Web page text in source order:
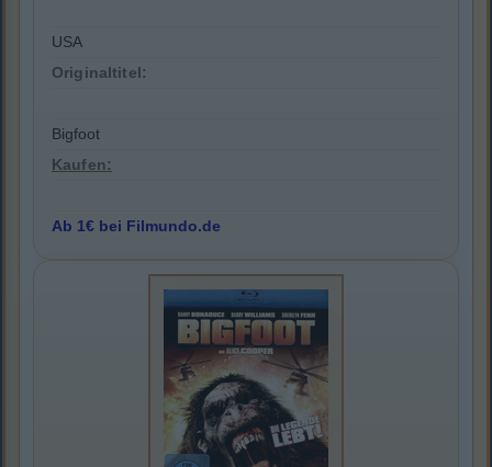
USA
Originaltitel:
Bigfoot
Kaufen:
Ab 1€ bei Filmundo.de